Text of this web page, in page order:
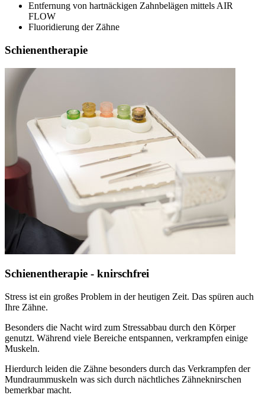
Entfernung von hartnäckigen Zahnbelägen mittels AIR
FLOW
Fluoridierung der Zähne
Schienentherapie
Schienentherapie - knirschfrei
Stress ist ein großes Problem in der heutigen Zeit. Das spüren auch
Ihre Zähne.
Besonders die Nacht wird zum Stressabbau durch den Körper
genutzt. Während viele Bereiche entspannen, verkrampfen einige
Muskeln.
Hierdurch leiden die Zähne besonders durch das Verkrampfen der
Mundraummuskeln was sich durch nächtliches Zähneknirschen
bemerkbar macht.